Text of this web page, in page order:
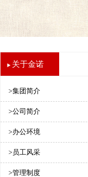
关于金诺
>集团简介
>公司简介
>办公环境
>员工风采
>管理制度